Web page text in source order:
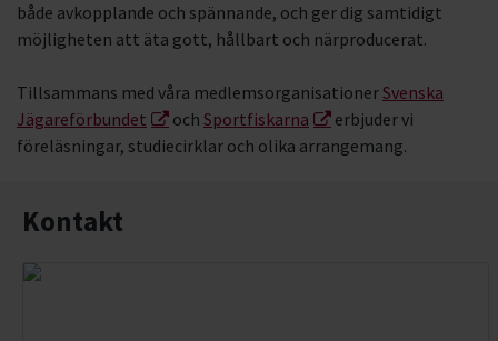
både avkopplande och spännande, och ger dig samtidigt
möjligheten att äta gott, hållbart och närproducerat.
Tillsammans med våra medlemsorganisationerSvenska
Jägareförbundet
och Sportfiskarna
erbjuder vi
föreläsningar, studiecirklar och olika arrangemang.
Kontakt